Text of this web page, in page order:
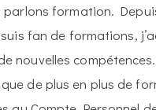
parlons formation.
fan de formations,
nouvelles
de plus en plus de